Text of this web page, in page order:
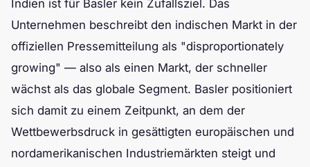
Indien ist für Basler kein Zufallsziel. Das
Unternehmen beschreibt den indischen Markt in der
offiziellen Pressemitteilung als "disproportionately
growing" — also als einen Markt, der schneller
wächst als das globale Segment. Basler positioniert
sich damit zu einem Zeitpunkt, an dem der
Wettbewerbsdruck in gesättigten europäischen und
nordamerikanischen Industriemärkten steigt und